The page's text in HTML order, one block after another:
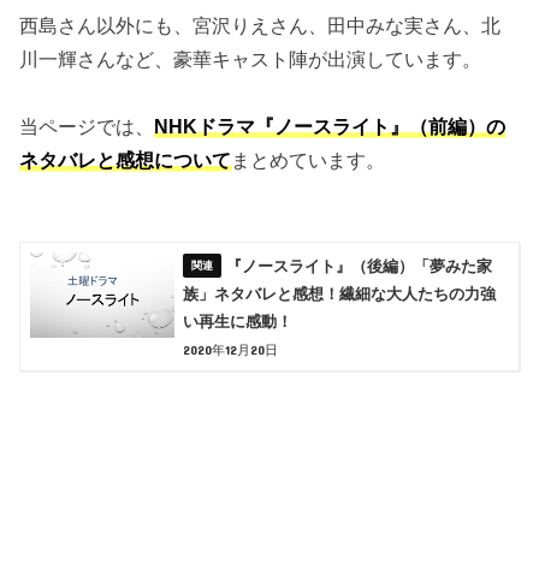
西島さん以外にも、宮沢りえさん、田中みな実さん、北
川一輝さんなど、豪華キャスト陣が出演しています。
当ページでは、 NHKドラマ『ノースライト』（前編）の
ネタバレと感想について まとめています。
『ノースライト』（後編）「夢みた家
族」ネタバレと感想！繊細な大人たちの力強
い再生に感動！
2020年12月20日